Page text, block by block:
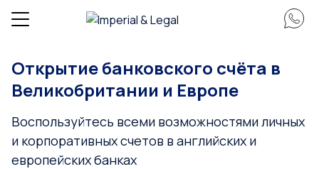
Открытие банковского счёта в
Великобритании и Европе
Воспользуйтесь всеми возможностями личных
и корпоративных счетов в английских и
европейских банках